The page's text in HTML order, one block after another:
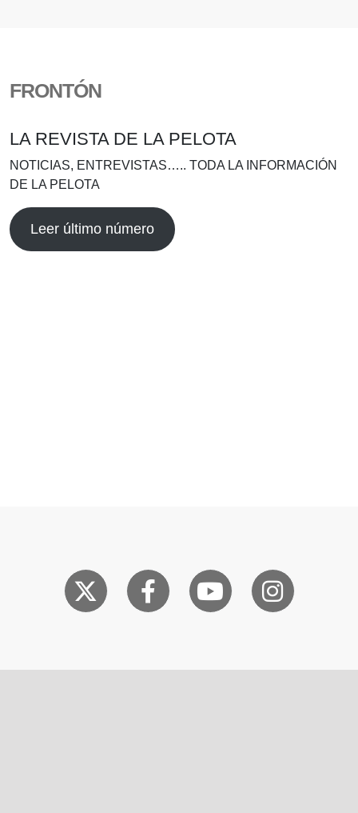
FRONTÓN
LA REVISTA DE LA PELOTA
NOTICIAS, ENTREVISTAS….. TODA LA INFORMACIÓN
DE LA PELOTA
Leer último número